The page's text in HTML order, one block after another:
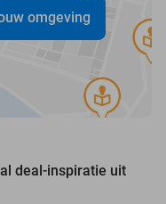
omgeving
deal-inspiratie uit